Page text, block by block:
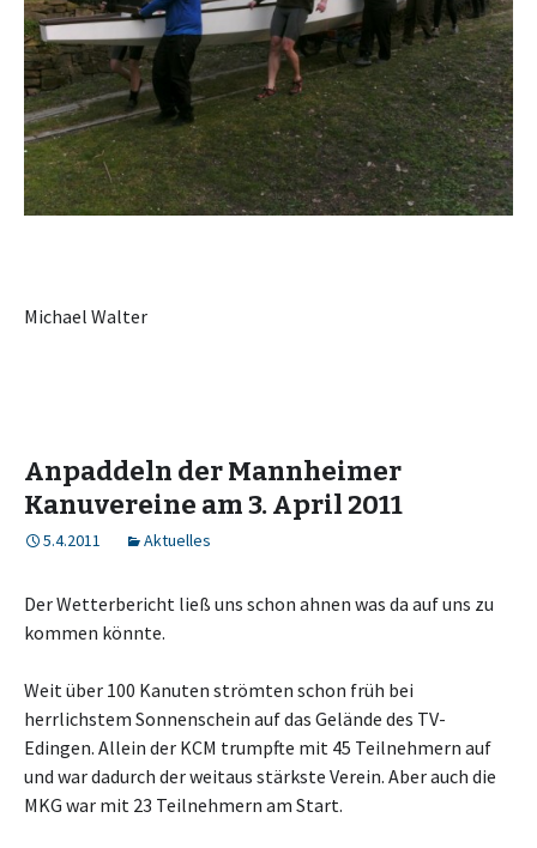
Michael Walter
Anpaddeln der Mannheimer
Kanuvereine am 3. April 2011
5.4.2011 Aktuelles
Der Wetterbericht ließ uns schon ahnen was da auf uns zu
kommen könnte.
Weit über 100 Kanuten strömten schon früh bei
herrlichstem Sonnenschein auf das Gelände des TV-
Edingen. Allein der KCM trumpfte mit 45 Teilnehmern auf
und war dadurch der weitaus stärkste Verein. Aber auch die
MKG war mit 23 Teilnehmern am Start.